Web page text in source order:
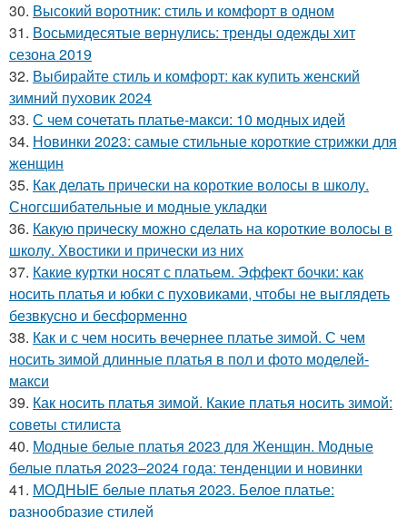
30. Высокий воротник: стиль и комфорт в одном
31. Восьмидесятые вернулись: тренды одежды хит
сезона 2019
32. Выбирайте стиль и комфорт: как купить женский
зимний пуховик 2024
33. С чем сочетать платье-макси: 10 модных идей
34. Новинки 2023: самые стильные короткие стрижки для
женщин
35. Как делать прически на короткие волосы в школу.
Сногсшибательные и модные укладки
36. Какую прическу можно сделать на короткие волосы в
школу. Хвостики и прически из них
37. Какие куртки носят с платьем. Эффект бочки: как
носить платья и юбки с пуховиками, чтобы не выглядеть
безвкусно и бесформенно
38. Как и с чем носить вечернее платье зимой. С чем
носить зимой длинные платья в пол и фото моделей-
макси
39. Как носить платья зимой. Какие платья носить зимой:
советы стилиста
40. Модные белые платья 2023 для Женщин. Модные
белые платья 2023–2024 года: тенденции и новинки
41. МОДНЫЕ белые платья 2023. Белое платье:
разнообразие стилей